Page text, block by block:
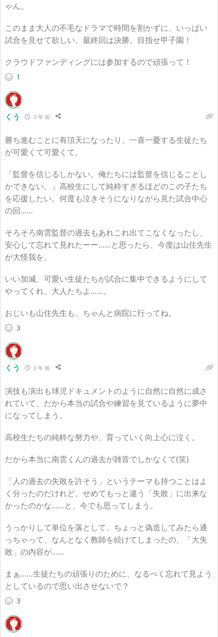
ゃん。
このまま大人の不毛なドラマで時間を割かずに、いっぱい
試合を見せて欲しい。最終回は決勝。目指せ甲子園！
クラウドファンディングには参加するので頑張って！
1
くう 2 年 前
勝ち進むことに有頂天になったり、一喜一憂する生徒たち
が可愛くて可愛くて。
「監督を信じるしかない。俺たちには監督を信じることし
かできない。」高校生にして純粋すぎるほどのこの子たち
を応援したい。何度も泣きそうになりながら見た試合中心
の回……
そろそろ南雲監督の過去もあれこれ出てこなくなったし、
安心して忘れて見れたーー……と思ったら、今度は山住先生
が大怪我を。
いい加減、可愛い生徒たちが試合に集中できるようにして
やってくれ、大人たちよ……。
おじいも山住先生も、ちゃんと病院に行ってね。
3
くう 2 年 前
演技も演出も球児ドキュメントのように自然に自然に成さ
れていて、だから本当の試合や練習を見ているように夢中
になってしまう。
高校生たちの純粋な努力や、育っていく向上心に泣く。
だから本当に南雲くんの過去が雑音でしかなくて(笑)
「人の過去の失敗を許そう」というテーマも持つことはよ
く分ったのだけれど、せめてもっと違う「失敗」に出来な
かったのかな……と、今でも思ってしまう。
うっかりして単位を落として、ちょっと偽造してみたら通
っちゃって、なんとなく教師を続けてしまったの、「大失
敗」の内容が……
まぁ……生徒たちの頑張りのために、なるべく忘れて見よう
としているので思い出させないで？
3